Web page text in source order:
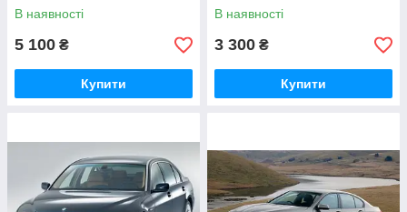
В наявності
5 100 ₴
Купити
В наявності
3 300 ₴
Купити